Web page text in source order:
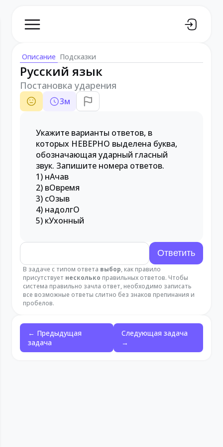
Описание Подсказки
Русский язык
Постановка ударения
3м
Укажите варианты ответов, в
которых НЕВЕРНО выделена буква,
обозначающая ударный гласный
звук. Запишите номера ответов.
1) нАчав
2) вОвремя
3) сОзыв
4) надолгО
5) кУхонный
В задаче с типом ответа выбор, как правило
присутствует несколько правильных ответов. Чтобы
система правильно зачла ответ, необходимо записать
все возможные ответы слитно без знаков препинания и
пробелов.
← Предыдущая
задача
Следующая задача
→